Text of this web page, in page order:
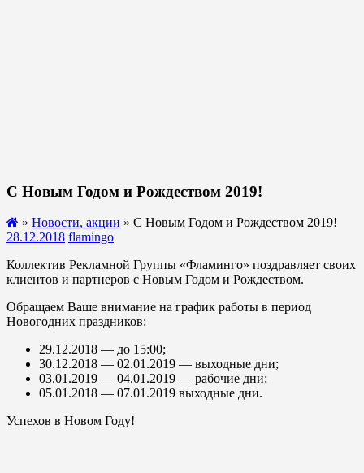
С Новым Годом и Рождеством 2019!
» Новости, акции » С Новым Годом и Рождеством 2019!
28.12.2018 flamingo
Коллектив Рекламной Группы «Фламинго» поздравляет своих
клиентов и партнеров с Новым Годом и Рождеством.
Обращаем Ваше внимание на график работы в период
Новогодних праздников:
29.12.2018 — до 15:00;
30.12.2018 — 02.01.2019 — выходные дни;
03.01.2019 — 04.01.2019 — рабочие дни;
05.01.2018 — 07.01.2019 выходные дни.
Успехов в Новом Году!